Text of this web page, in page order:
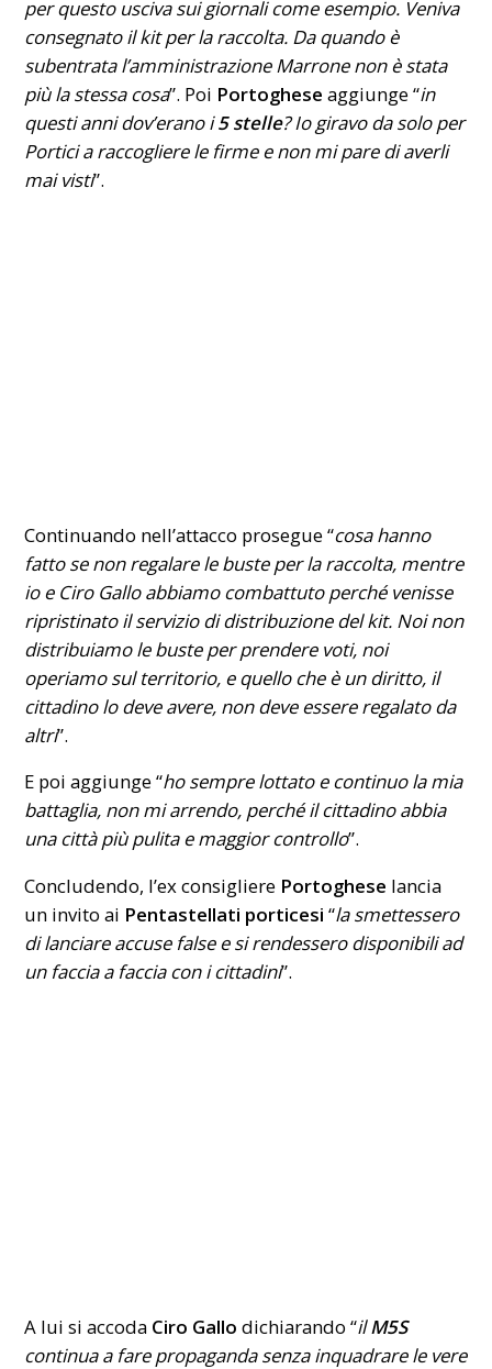
per questo usciva sui giornali come esempio. Veniva
consegnato il kit per la raccolta. Da quando è
subentrata l’amministrazione Marrone non è stata
più la stessa cosa”. Poi Portoghese aggiunge “in
questi anni dov’erano i5 stelle? Io giravo da solo per
Portici a raccogliere le firme e non mi pare di averli
mai visti”.
Continuando nell’attacco prosegue “cosa hanno
fatto se non regalare le buste per la raccolta, mentre
io e Ciro Gallo abbiamo combattuto perché venisse
ripristinato il servizio di distribuzione del kit. Noi non
distribuiamo le buste per prendere voti, noi
operiamo sul territorio, e quello che è un diritto, il
cittadino lo deve avere, non deve essere regalato da
altri”.
E poi aggiunge “ho sempre lottato e continuo la mia
battaglia, non mi arrendo, perché il cittadino abbia
una città più pulita e maggior controllo”.
Concludendo, l’ex consigliere Portoghese lancia
un invito ai Pentastellati porticesi “la smettessero
di lanciare accuse false e si rendessero disponibili ad
un faccia a faccia con i cittadini”.
A lui si accoda Ciro Gallo dichiarando “ilM5S
continua a fare propaganda senza inquadrare le vere